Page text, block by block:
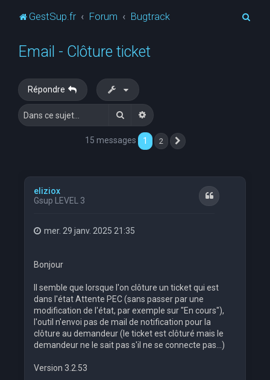
GestSup.fr Forum Bugtrack
Email - Clôture ticket
Répondre
RechercherRecherche avancée
15 messages 1 2
eliziox
Gsup LEVEL 3
Citation
mer. 29 janv. 2025 21:35
Bonjour
Il semble que lorsque l'on clôture un ticket qui est
dans l'état Attente PEC (sans passer par une
modification de l'état, par exemple sur "En cours"),
l'outil n'envoi pas de mail de notification pour la
clôture au demandeur (le ticket est clôturé mais le
demandeur ne le sait pas s'il ne se connecte pas...)
Version 3.2.53